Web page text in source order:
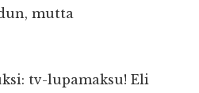
mutta
tv-lupamaksu! Eli